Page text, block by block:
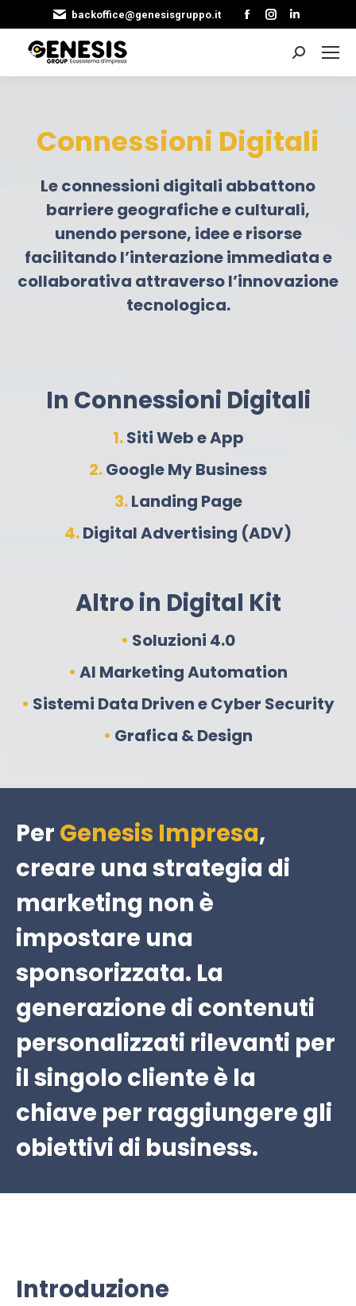
backoffice@genesisgruppo.it
Facebook
page
in
Instagram
page
opens
in
page
opens
in
Cerca:
Connessioni Digitali
Le connessioni digitali abbattono
barriere geografiche e culturali,
unendo persone, idee e risorse
facilitando l’interazione immediata e
collaborativa attraverso l’innovazione
tecnologica.
In Connessioni Digitali
1.Siti Web e App
2.Google My Business
3.Landing Page
4.Digital Advertising (ADV)
Altro in Digital Kit
• Soluzioni 4.0
• AI Marketing Automation
• Sistemi Data Driven e Cyber Security
• Grafica & Design
Per Genesis Impresa,
creare una strategia di
marketing non è
impostare una
sponsorizzata. La
generazione di contenuti
personalizzati rilevanti per
il singolo cliente è la
chiave per raggiungere gli
obiettivi di business.
Introduzione